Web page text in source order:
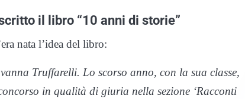
il libro “10 anni di storie”
nata l’idea del libro:
Truffarelli. Lo scorso anno, con la sua classe,
in qualità di giuria nella sezione ‘Racconti